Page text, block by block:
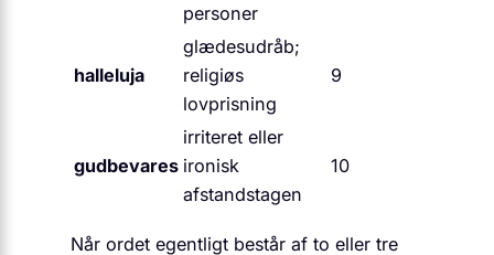
personer
halleluja
glædesudråb;
religiøs
lovprisning
9
gudbevares
irriteret eller
ironisk
afstandstagen
10
Når ordet egentligt består af to eller tre